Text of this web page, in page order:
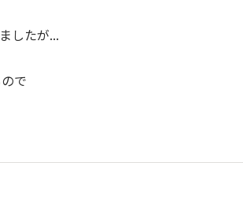
したが...
で